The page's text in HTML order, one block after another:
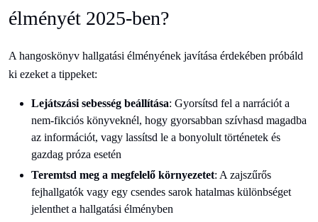
élményét 2025-ben?
A hangoskönyv hallgatási élményének javítása érdekében próbáld
ki ezeket a tippeket:
Lejátszási sebesség beállítása: Gyorsítsd fel a narrációt a
nem-fikciós könyveknél, hogy gyorsabban szívhasd magadba
az információt, vagy lassítsd le a bonyolult történetek és
gazdag próza esetén
Teremtsd meg a megfelelő környezetet: A zajszűrős
fejhallgatók vagy egy csendes sarok hatalmas különbséget
jelenthet a hallgatási élményben